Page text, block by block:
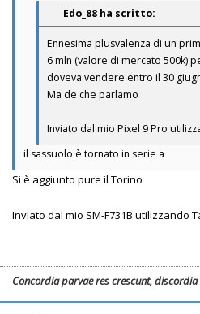
Edo_88 ha scritto:
Ennesima plusvalenza di un
6 mln (valore di mercato 500k)
doveva vendere entro il 30
Ma de che parlamo
Inviato dal mio Pixel 9 Pro
il sassuolo è tornato in serie a
Si è aggiunto pure il Torino
Inviato dal mio SM-F731B utilizzando
Concordia parvae res crescunt,